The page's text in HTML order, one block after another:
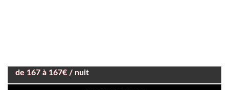
de 167 à 167€ / nuit